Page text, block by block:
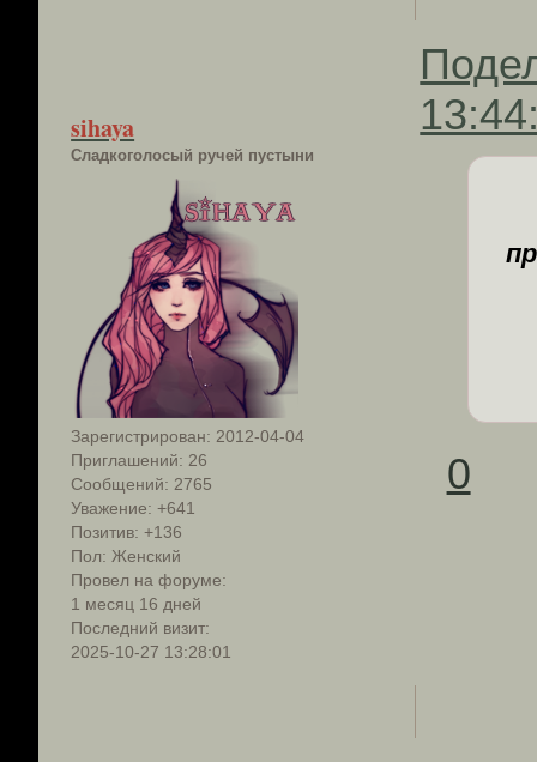
sihaya
Сладкоголосый ручей пустыни
Зарегистрирован: 2012-04-04
Приглашений: 26
Сообщений: 2765
Уважение: +641
Позитив: +136
Пол: Женский
Провел на форуме:
1 месяц 16 дней
Последний визит:
2025-10-27 13:28:01
0